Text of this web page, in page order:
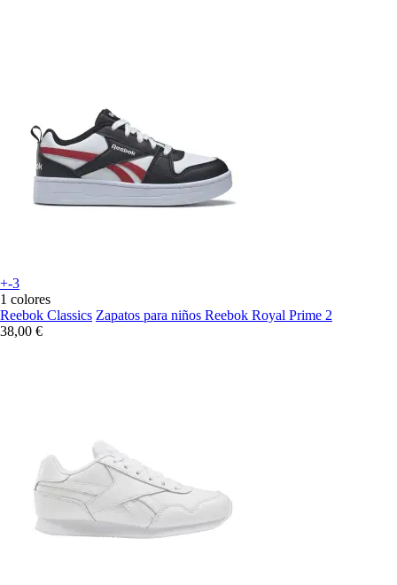
+-3
1 colores
Reebok Classics Zapatos para niños Reebok Royal Prime 2
38,00 €